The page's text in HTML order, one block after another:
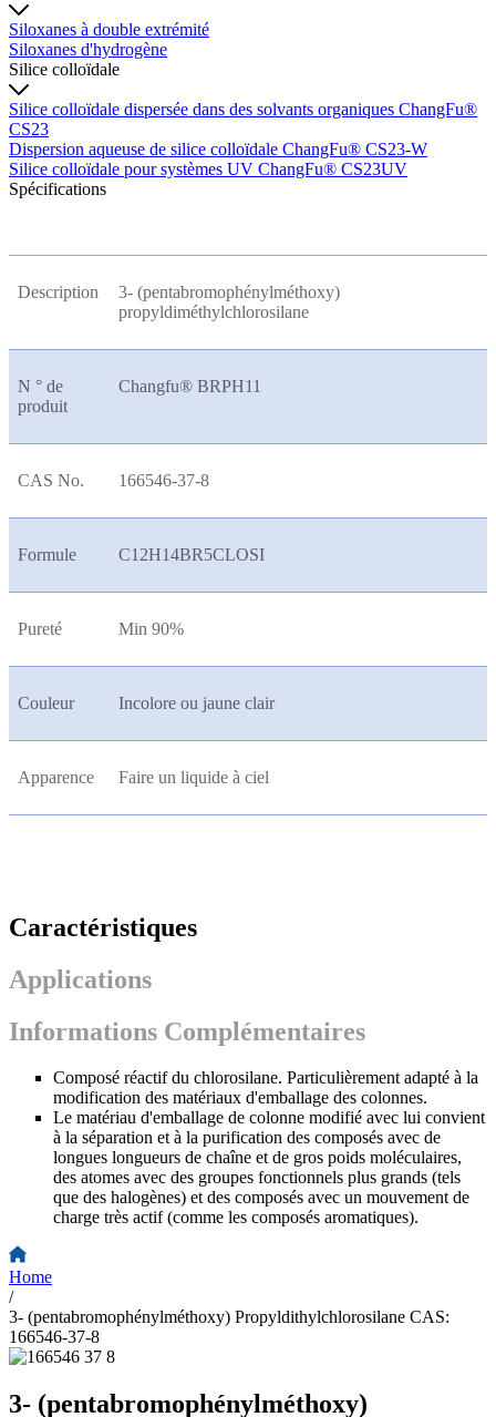
Siloxanes à double extrémité
Siloxanes d'hydrogène
Silice colloïdale
Silice colloïdale dispersée dans des solvants organiques ChangFu®
CS23
Dispersion aqueuse de silice colloïdale ChangFu® CS23-W
Silice colloïdale pour systèmes UV ChangFu® CS23UV
Spécifications
Description
3- (pentabromophénylméthoxy)
propyldiméthylchlorosilane
N ° de
produit
Changfu® BRPH11
CAS No. 166546-37-8
Formule C12H14BR5CLOSI
Pureté Min 90%
Couleur Incolore ou jaune clair
Apparence Faire un liquide à ciel
Caractéristiques
Applications
Informations Complémentaires
Composé réactif du chlorosilane. Particulièrement adapté à la
modification des matériaux d'emballage des colonnes.
Le matériau d'emballage de colonne modifié avec lui convient
à la séparation et à la purification des composés avec de
longues longueurs de chaîne et de gros poids moléculaires,
des atomes avec des groupes fonctionnels plus grands (tels
que des halogènes) et des composés avec un mouvement de
charge très actif (comme les composés aromatiques).
Home
/
3- (pentabromophénylméthoxy) Propyldithylchlorosilane CAS:
166546-37-8
3- (pentabromophénylméthoxy)